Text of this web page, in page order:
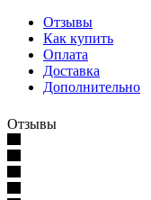
Отзывы
Как купить
Оплата
Доставка
Дополнительно
Отзывы